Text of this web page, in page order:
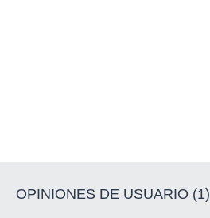
OPINIONES DE USUARIO (1)